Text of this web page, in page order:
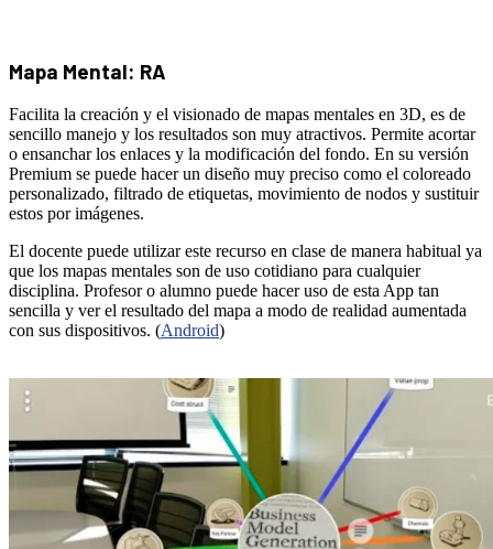
Mapa Mental: RA
Facilita la creación y el visionado de mapas mentales en 3D, es de
sencillo manejo y los resultados son muy atractivos. Permite acortar
o ensanchar los enlaces y la modificación del fondo. En su versión
Premium se puede hacer un diseño muy preciso como el coloreado
personalizado, filtrado de etiquetas, movimiento de nodos y sustituir
estos por imágenes.
El docente puede utilizar este recurso en clase de manera habitual ya
que los mapas mentales son de uso cotidiano para cualquier
disciplina. Profesor o alumno puede hacer uso de esta App tan
sencilla y ver el resultado del mapa a modo de realidad aumentada
con sus dispositivos. (Android)